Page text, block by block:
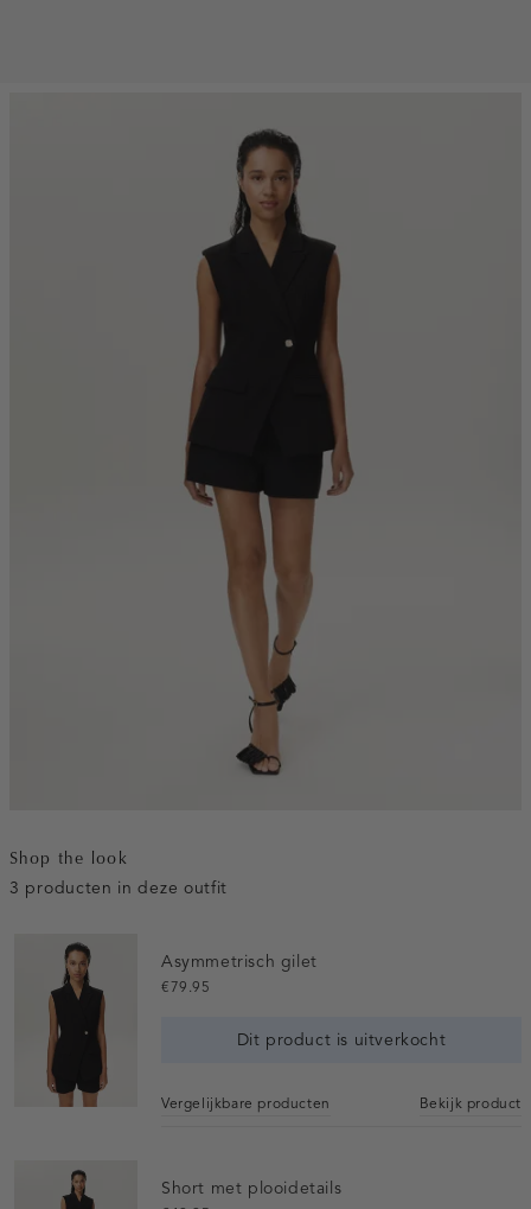
Shop the look
3 producten in deze outfit
Asymmetrisch gilet
€79.95
Dit product is uitverkocht
Vergelijkbare producten Bekijk product
Short met plooidetails